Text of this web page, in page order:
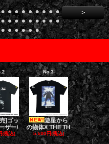
>
]ゴッ
ザー/
(税込)
No.3
遊星から
の物体X THE TH
5,500円(税込)
No.4
ゴー
バスターズ
E
5,500円(税